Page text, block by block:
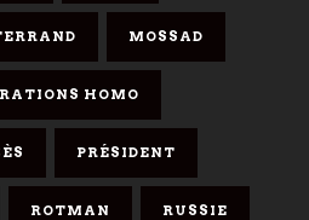
MOSSAD
HOMO
PRÉSIDENT
ROTMAN RUSSIE